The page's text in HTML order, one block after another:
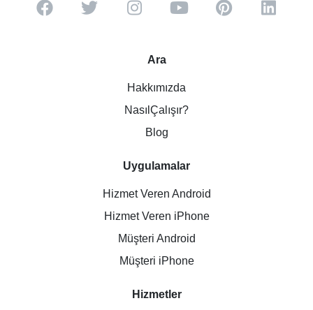
Ara
Hakkımızda
NasılÇalışır?
Blog
Uygulamalar
Hizmet Veren Android
Hizmet Veren iPhone
Müşteri Android
Müşteri iPhone
Hizmetler